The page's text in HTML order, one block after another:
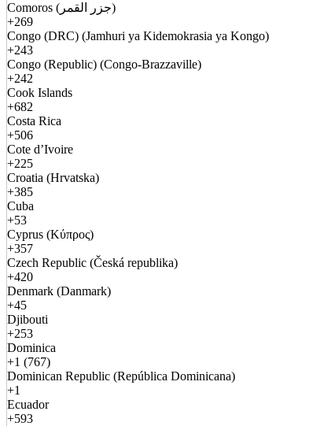
Comoros (جزر القمر)
+269
Congo (DRC) (Jamhuri ya Kidemokrasia ya Kongo)
+243
Congo (Republic) (Congo-Brazzaville)
+242
Cook Islands
+682
Costa Rica
+506
Cote d’Ivoire
+225
Croatia (Hrvatska)
+385
Cuba
+53
Cyprus (Κύπρος)
+357
Czech Republic (Česká republika)
+420
Denmark (Danmark)
+45
Djibouti
+253
Dominica
+1 (767)
Dominican Republic (República Dominicana)
+1
Ecuador
+593